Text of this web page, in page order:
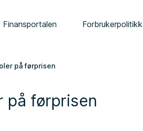
Finansportalen Forbrukerpolitikk
på førprisen
på førprisen